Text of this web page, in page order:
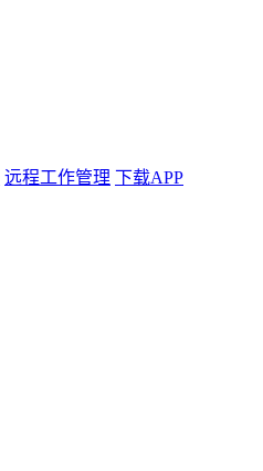
远程工作管理 下载APP